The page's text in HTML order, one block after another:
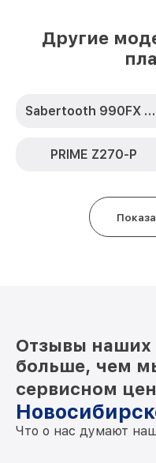
Другие
Sabertooth 990FX R2.0
PRIME Z270-P
Отзывы наших
больше, чем
сервисном
Что о нас думают